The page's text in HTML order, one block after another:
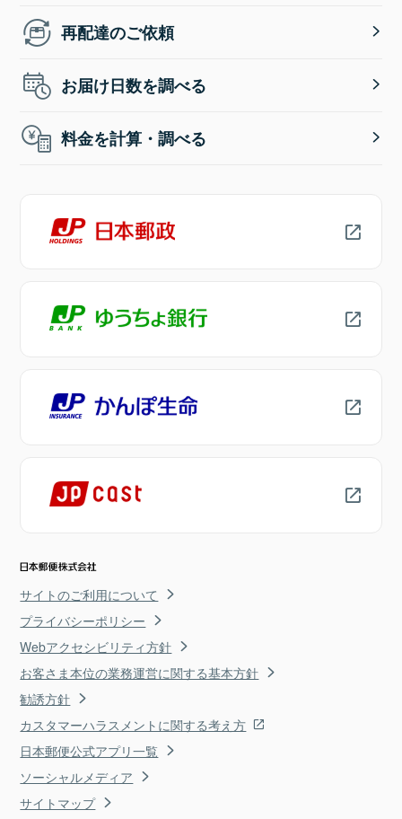
再配達のご依頼
お届け日数を調べる
料金を計算・調べる
サイトのご利用について
プライバシーポリシー
Webアクセシビリティ方針
お客さま本位の業務運営に関する基本方針
勧誘方針
カスタマーハラスメントに関する考え方
日本郵便公式アプリ一覧
ソーシャルメディア
サイトマップ